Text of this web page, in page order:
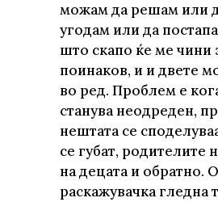
можам да решам или
угодам или да
што скапо ќе ме чини
поинаков, и и двете
во ред. Проблем е
станува неодреден,
нештата се
се губат, родителите
на децата и обратно.
раскажувачка гледна